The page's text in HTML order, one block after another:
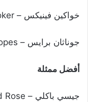
خواكين فينيكس – Joker
جوناثان برايس – The Two Popes
أفضل ممثلة
جيسي باكلي – Wild Rose